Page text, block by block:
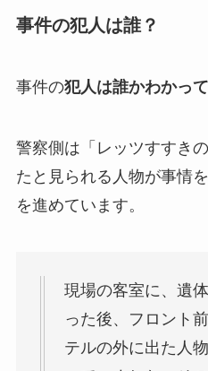
事件の犯人は誰？
事件の犯人は誰かわかって
警察側は「レッツすすき
たと見られる人物が事情
を進めています。
現場の客室に、遺
った後、フロント
テルの外に出た人